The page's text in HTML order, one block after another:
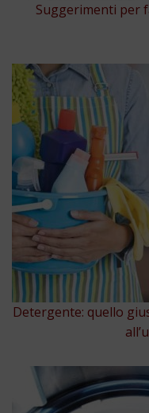
Suggerimenti per
Detergente: quello